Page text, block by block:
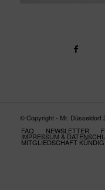
© Copyright - Mr. Düsseldorf
FAQ
NEWSLETTER
IMPRESSUM &
MITGLIEDSCHAFT